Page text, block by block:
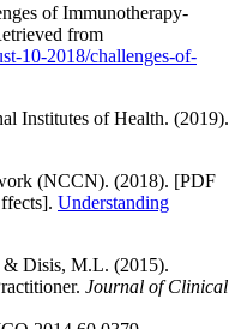
of Immunotherapy-
from
10-2018/challenges-of-
Institutes of Health. (2019).
(NCCN). (2018). [PDF
Understanding
& Disis, M.L. (2015).
Journal of Clinical